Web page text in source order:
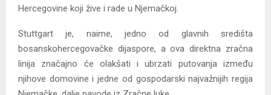
Hercegovine koji žive i rade u Njemačkoj.
Stuttgart je, naime, jedno od glavnih središta
bosanskohercegovačke dijaspore, a ova direktna zračna
linija značajno će olakšati i ubrzati putovanja između
njihove domovine i jedne od gospodarski najvažnijih regija